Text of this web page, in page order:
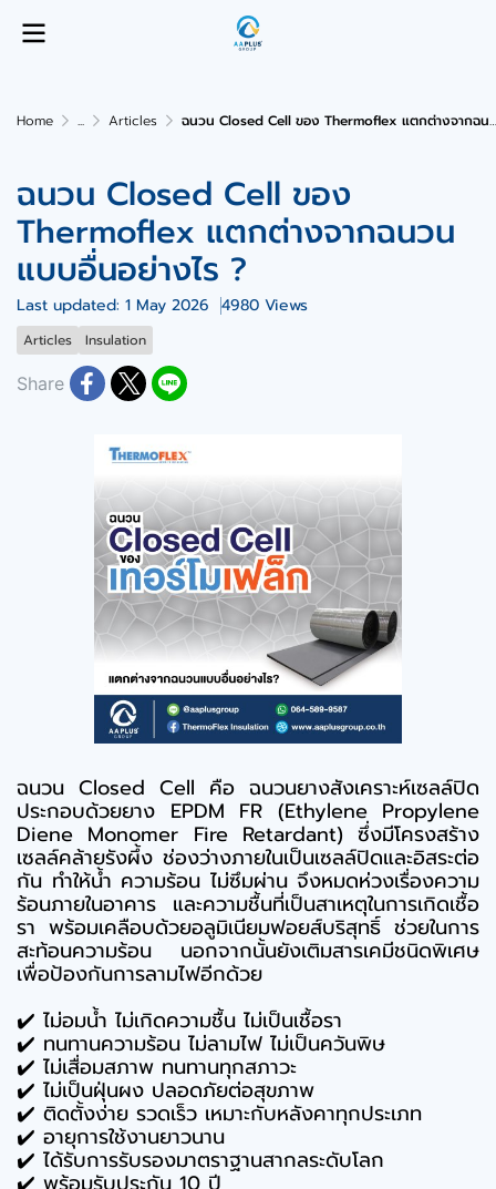
Home ... Articles ฉนวน Closed Cell ของ Thermoflex แตกต่างจากฉนวนแบบอื่นอย่างไร ?
ฉนวน Closed Cell ของ
Thermoflex แตกต่างจากฉนวน
แบบอื่นอย่างไร ?
Last updated: 1 May 2026 4980 Views
Articles Insulation
Share
ฉนวน Closed Cell คือ ฉนวนยางสังเคราะห์เซลล์ปิด
ประกอบด้วยยาง EPDM FR (Ethylene Propylene
Diene Monomer Fire Retardant) ซึ่งมีโครงสร้าง
เซลล์คล้ายรังผึ้ง ช่องว่างภายในเป็นเซลล์ปิดและอิสระต่อ
กัน ทำให้น้ำ ความร้อน ไม่ซึมผ่าน จึงหมดห่วงเรื่องความ
ร้อนภายในอาคาร และความชื้นที่เป็นสาเหตุในการเกิดเชื้อ
รา พร้อมเคลือบด้วยอลูมิเนียมฟอยส์บริสุทธิ์ ช่วยในการ
สะท้อนความร้อน นอกจากนั้นยังเติมสารเคมีชนิดพิเศษ
เพื่อป้องกันการลามไฟอีกด้วย
✔️ ไม่อมน้ำ ไม่เกิดความชื้น ไม่เป็นเชื้อรา
✔️ ทนทานความร้อน ไม่ลามไฟ ไม่เป็นควันพิษ
✔️ ไม่เสื่อมสภาพ ทนทานทุกสภาวะ
✔️ ไม่เป็นฝุ่นผง ปลอดภัยต่อสุขภาพ
✔️ ติดตั้งง่าย รวดเร็ว เหมาะกับหลังคาทุกประเภท
✔️ อายุการใช้งานยาวนาน
✔️ ได้รับการรับรองมาตราฐานสากลระดับโลก